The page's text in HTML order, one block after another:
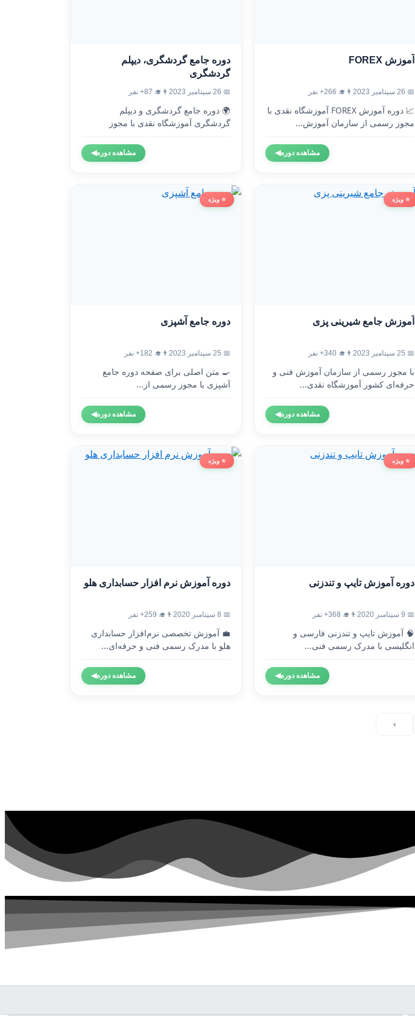
آموزش FOREX
📅 26 سپتامبر 2023 👨‍🎓 266+ نفر
📈 دوره آموزش FOREX آموزشگاه نقدی با
مجوز رسمی از سازمان آموزش...
مشاهده دوره◀
دوره جامع گردشگری، دیپلم
گردشگری
📅 26 سپتامبر 2023 👨‍🎓 87+ نفر
🌍 دوره جامع گردشگری و دیپلم
گردشگری آموزشگاه نقدی با مجوز
مشاهده دوره◀
⭐ ویژه
آموزش جامع شیرینی پزی
📅 25 سپتامبر 2023 👨‍🎓 340+ نفر
با مجوز رسمی از سازمان آموزش فنی و
حرفه‌ای کشور آموزشگاه نقدی...
مشاهده دوره◀
⭐ ویژه
دوره جامع آشپزی
📅 25 سپتامبر 2023 👨‍🎓 182+ نفر
🍳 متن اصلی برای صفحه دوره جامع
آشپزی با مجوز رسمی از...
مشاهده دوره◀
⭐ ویژه
دوره آموزش تایپ و تندزنی
📅 9 سپتامبر 2020 👨‍🎓 368+ نفر
🧠 آموزش تایپ و تندزنی فارسی و
انگلیسی با مدرک رسمی فنی...
مشاهده دوره◀
⭐ ویژه
دوره آموزش نرم افزار حسابداری هلو
📅 8 سپتامبر 2020 👨‍🎓 259+ نفر
💼 آموزش تخصصی نرم‌افزار حسابداری
هلو با مدرک رسمی فنی و حرفه‌ای...
مشاهده دوره◀
›